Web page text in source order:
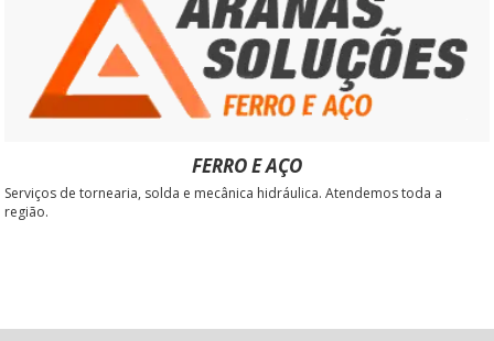
FERRO E AÇO
Serviços de tornearia, solda e mecânica hidráulica. Atendemos toda a
região.